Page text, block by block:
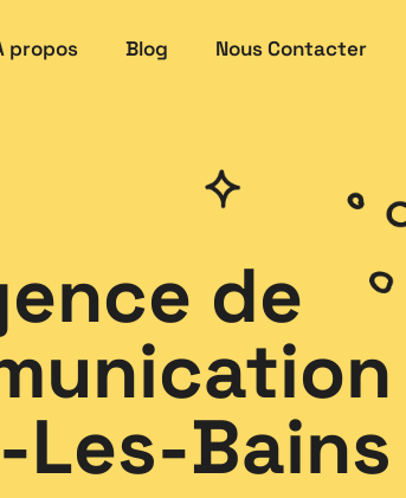
propos Blog Nous Contacter
de
Les-Bains